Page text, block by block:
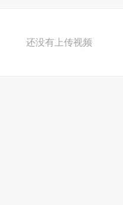
还没有上传视频